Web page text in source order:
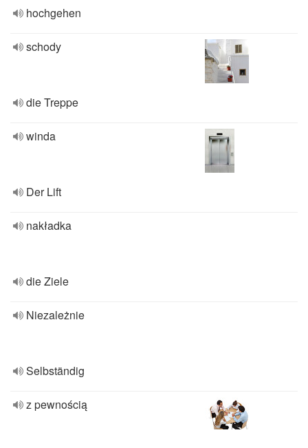
hochgehen
schody
die Treppe
winda
Der Lift
nakładka
die Ziele
Niezależnie
Selbständig
z pewnością